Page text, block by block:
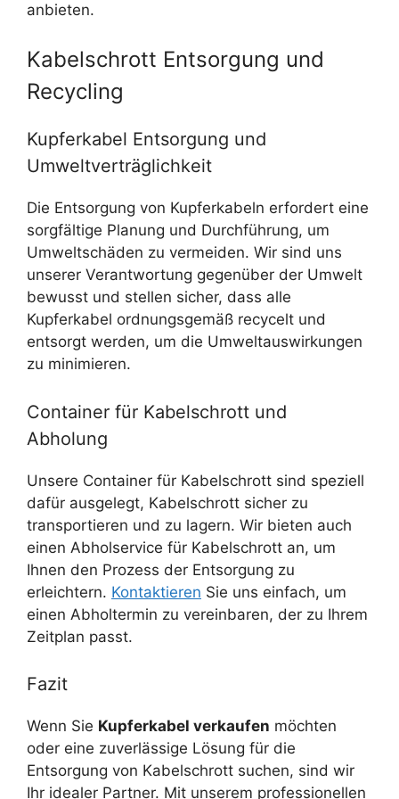
anbieten.
Kabelschrott Entsorgung und
Recycling
Kupferkabel Entsorgung und
Umweltverträglichkeit
Die Entsorgung von Kupferkabeln erfordert eine
sorgfältige Planung und Durchführung, um
Umweltschäden zu vermeiden. Wir sind uns
unserer Verantwortung gegenüber der Umwelt
bewusst und stellen sicher, dass alle
Kupferkabel ordnungsgemäß recycelt und
entsorgt werden, um die Umweltauswirkungen
zu minimieren.
Container für Kabelschrott und
Abholung
Unsere Container für Kabelschrott sind speziell
dafür ausgelegt, Kabelschrott sicher zu
transportieren und zu lagern. Wir bieten auch
einen Abholservice für Kabelschrott an, um
Ihnen den Prozess der Entsorgung zu
erleichtern. Kontaktieren Sie uns einfach, um
einen Abholtermin zu vereinbaren, der zu Ihrem
Zeitplan passt.
Fazit
Wenn Sie Kupferkabel verkaufen möchten
oder eine zuverlässige Lösung für die
Entsorgung von Kabelschrott suchen, sind wir
Ihr idealer Partner. Mit unserem professionellen